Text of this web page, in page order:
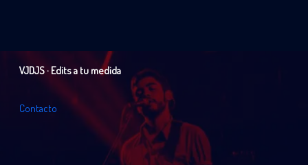
VJDJS · Edits a tu medida
Contacto